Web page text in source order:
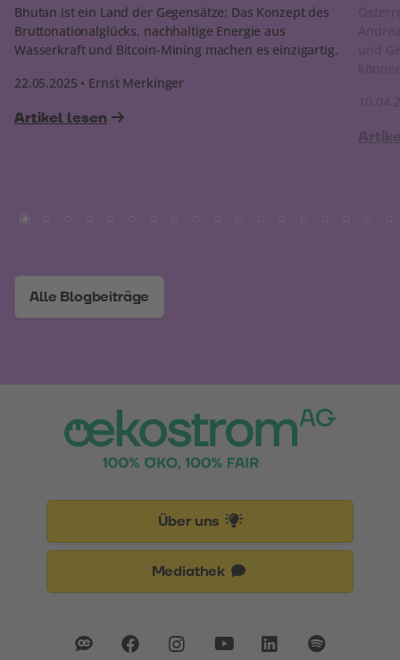
Bhutan ist ein Land der Gegensätze: Das Konzept des
Bruttonationalglücks, nachhaltige Energie aus
Wasserkraft und Bitcoin-Mining machen es einzigartig.
22.05.2025 • Ernst Merkinger
Artikel lesen
und
Alle Blogbeiträge
Über uns
Mediathek